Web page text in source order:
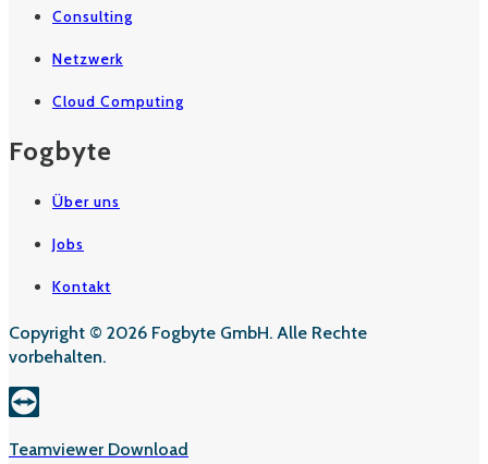
Consulting
Netzwerk
Cloud Computing
Fogbyte
Über uns
Jobs
Kontakt
Copyright © 2026 Fogbyte GmbH. Alle Rechte
vorbehalten.
Teamviewer Download